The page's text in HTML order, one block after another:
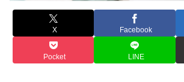
X Facebook
Pocket LINE